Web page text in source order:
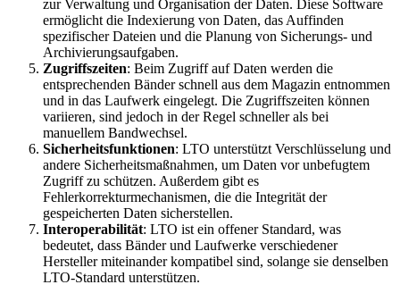
zur Verwaltung und Organisation der Daten. Diese Software
ermöglicht die Indexierung von Daten, das Auffinden
spezifischer Dateien und die Planung von Sicherungs- und
Archivierungsaufgaben.
Zugriffszeiten: Beim Zugriff auf Daten werden die
entsprechenden Bänder schnell aus dem Magazin entnommen
und in das Laufwerk eingelegt. Die Zugriffszeiten können
variieren, sind jedoch in der Regel schneller als bei
manuellem Bandwechsel.
Sicherheitsfunktionen: LTO unterstützt Verschlüsselung und
andere Sicherheitsmaßnahmen, um Daten vor unbefugtem
Zugriff zu schützen. Außerdem gibt es
Fehlerkorrekturmechanismen, die die Integrität der
gespeicherten Daten sicherstellen.
Interoperabilität: LTO ist ein offener Standard, was
bedeutet, dass Bänder und Laufwerke verschiedener
Hersteller miteinander kompatibel sind, solange sie denselben
LTO-Standard unterstützen.